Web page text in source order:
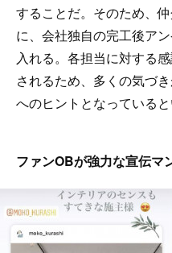
することだ。そのため、
に、会社独自の完工後ア
入れる。各担当に対する
されるため、多くの気づ
へのヒントとなっていると
ファンOBが強力な宣伝マ